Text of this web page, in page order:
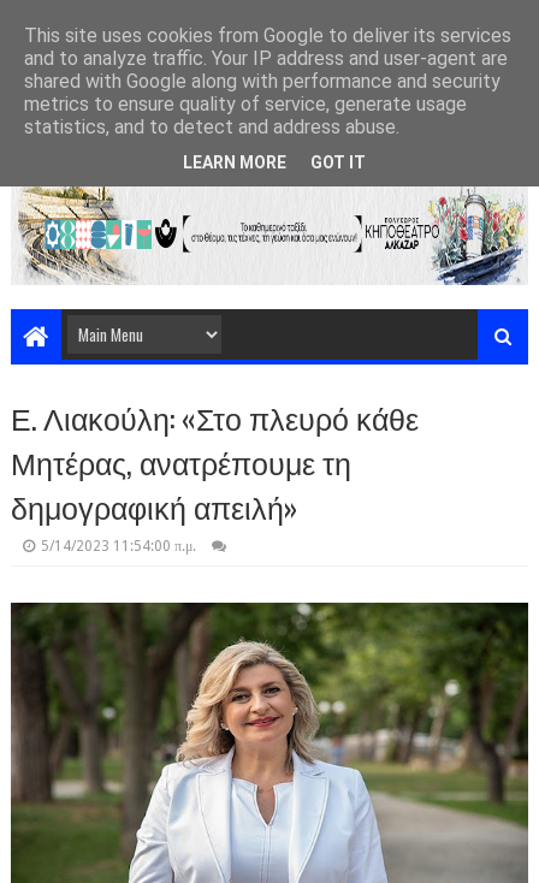
Ε. Λιακούλη: «Στο πλευρό κάθε
Μητέρας, ανατρέπουμε τη
δημογραφική απειλή»
5/14/2023 11:54:00 π.μ.
This site uses cookies from Google to deliver its services
and to analyze traffic. Your IP address and user-agent are
shared with Google along with performance and security
metrics to ensure quality of service, generate usage
statistics, and to detect and address abuse.
LEARN MORE GOT IT